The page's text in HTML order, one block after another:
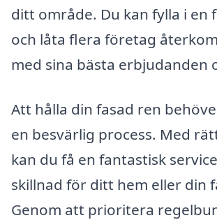
ditt område. Du kan fylla i en
och låta flera företag
med sina bästa erbjudanden
Att hålla din fasad ren
en besvärlig process. Med
kan du få en fantastisk
skillnad för ditt hem eller din
Genom att prioritera